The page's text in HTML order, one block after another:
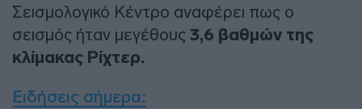
Σεισμολογικό Κέντρο αναφέρει πως ο
σεισμός ήταν μεγέθους 3,6 βαθμών της
κλίμακας Ρίχτερ.
Ειδήσεις σήμερα: